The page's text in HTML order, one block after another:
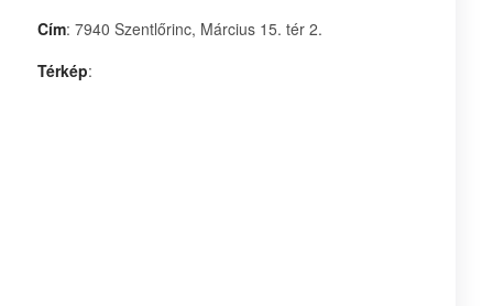
Cím: 7940 Szentlőrinc, Március 15. tér 2.
Térkép: